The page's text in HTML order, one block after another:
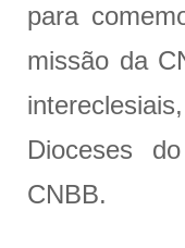
para
missão da
Dioceses
CNBB.